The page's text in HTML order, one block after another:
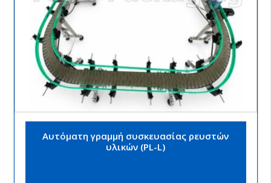
Αυτόματη γραμμή συσκευασίας ρευστών
υλικών (PL-L)